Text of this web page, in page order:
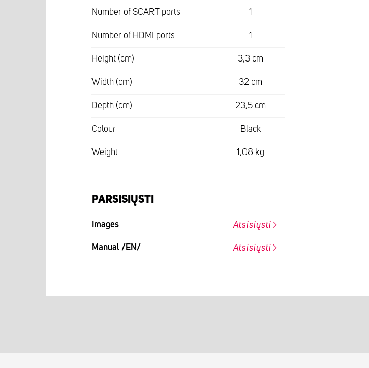
Number of SCART ports 1
Number of HDMI ports 1
Height (cm) 3,3 cm
Width (cm) 32 cm
Depth (cm) 23,5 cm
Colour Black
Weight 1,08 kg
PARSISIŲSTI
Images Atsisiųsti
Manual /EN/ Atsisiųsti